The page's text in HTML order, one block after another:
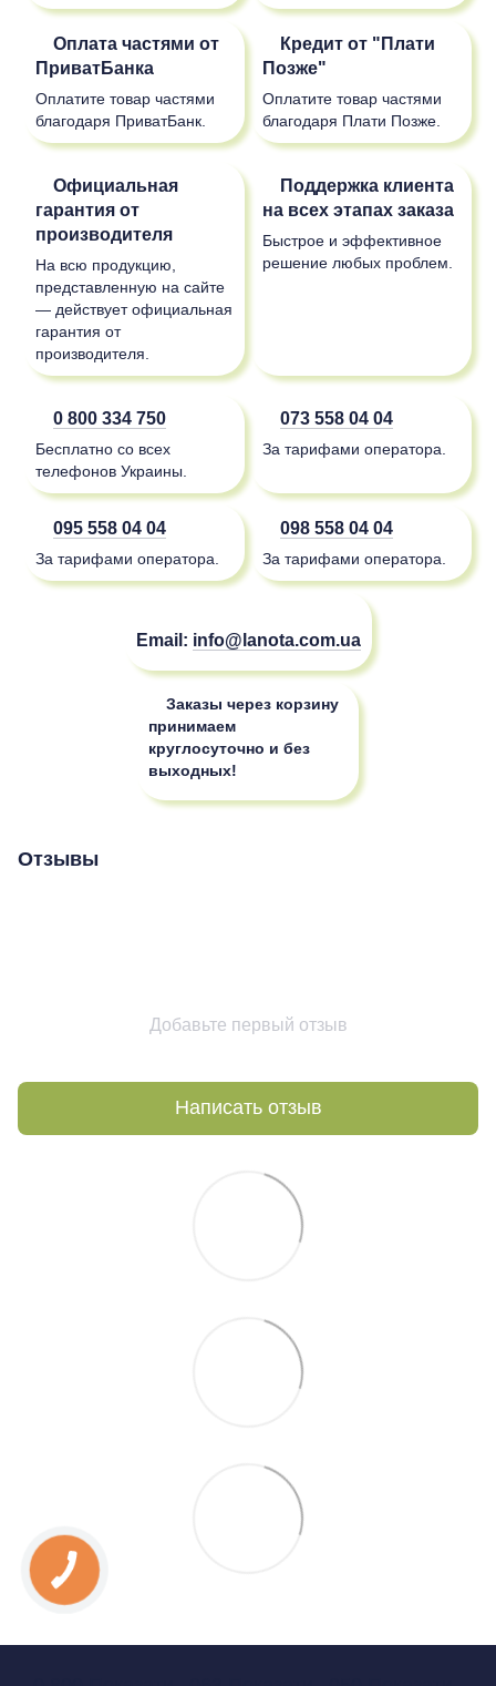
Оплата частями от
ПриватБанка
Оплатите товар частями
благодаря ПриватБанк.
Кредит от "Плати
Позже"
Оплатите товар частями
благодаря Плати Позже.
Официальная
гарантия от
производителя
На всю продукцию,
представленную на сайте
— действует официальная
гарантия от
производителя.
Поддержка клиента
на всех этапах заказа
Быстрое и эффективное
решение любых проблем.
0 800 334 750
Бесплатно со всех
телефонов Украины.
073 558 04 04
За тарифами оператора.
095 558 04 04
За тарифами оператора.
098 558 04 04
За тарифами оператора.
Email: info@lanota.com.ua
Заказы через корзину
принимаем
круглосуточно и без
выходных!
Отзывы
Добавьте первый отзыв
Написать отзыв